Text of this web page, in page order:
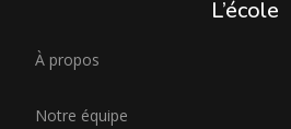
L’école
À propos
Notre équipe